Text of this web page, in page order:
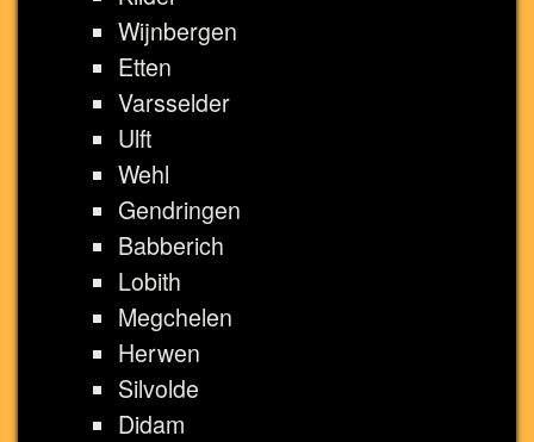
Wijnbergen
Etten
Varsselder
Ulft
Wehl
Gendringen
Babberich
Lobith
Megchelen
Herwen
Silvolde
Didam